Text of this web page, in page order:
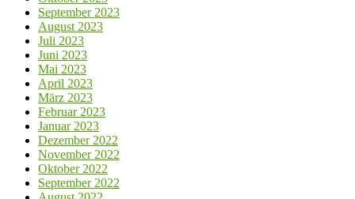
September 2023
August 2023
Juli 2023
Juni 2023
Mai 2023
April 2023
März 2023
Februar 2023
Januar 2023
Dezember 2022
November 2022
Oktober 2022
September 2022